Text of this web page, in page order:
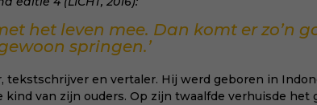
het leven mee. Dan komt er zo’n
springen.’
tekstschrijver en vertaler. Hij werd geboren in
kind van zijn ouders. Op zijn twaalfde verhuisde het